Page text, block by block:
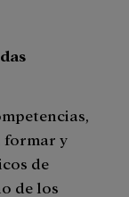
formar y
de
de los